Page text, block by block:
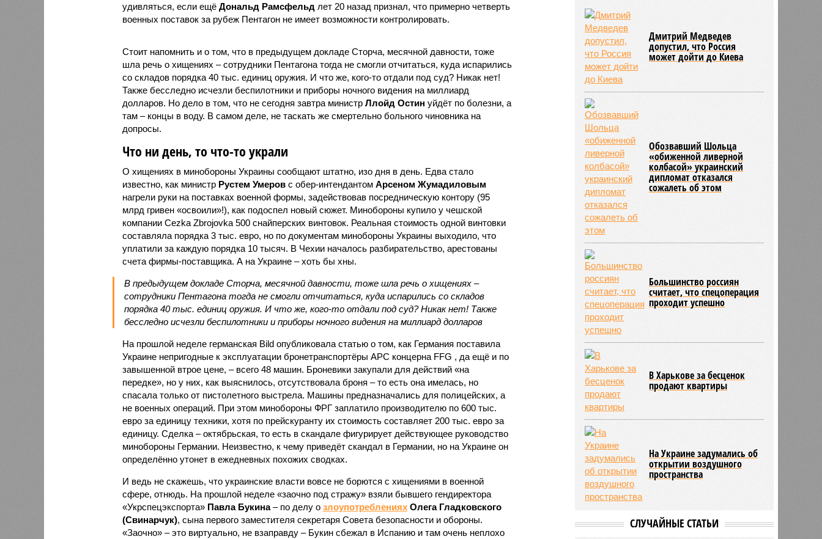
удивляться, если ещё Дональд Рамсфельдлет 20 назад признал, что примерно четверть
военных поставок за рубеж Пентагон не имеет возможности контролировать.
Стоит напомнить и о том, что в предыдущем докладе Сторча, месячной давности, тоже
шла речь о хищениях – сотрудники Пентагона тогда не смогли отчитаться, куда испарились
со складов порядка 40 тыс. единиц оружия. И что же, кого-то отдали под суд? Никак нет!
Также бесследно исчезли беспилотники и приборы ночного видения на миллиард
долларов. Но дело в том, что не сегодня завтра министр Ллойд Остин уйдёт по болезни, а
там – концы в воду. В самом деле, не таскать же смертельно больного чиновника на
допросы.
Что ни день, то что-то украли
О хищениях в минобороны Украины сообщают штатно, изо дня в день. Едва стало
известно, как министр Рустем Умеровс обер-интендантом Арсеном Жумадиловым
нагрели руки на поставках военной формы, задействовав посредническую контору (95
млрд гривен «освоили»!), как подоспел новый сюжет. Минобороны купило у чешской
компании Cezka Zbrojovka 500 снайперских винтовок. Реальная стоимость одной винтовки
составляла порядка 3 тыс. евро, но по документам минобороны Украины выходило, что
уплатили за каждую порядка 10 тысяч. В Чехии началось разбирательство, арестованы
счета фирмы-поставщика. А на Украине – хоть бы хны.
В предыдущем докладе Сторча, месячной давности, тоже шла речь о хищениях –
сотрудники Пентагона тогда не смогли отчитаться, куда испарились со складов
порядка 40 тыс. единиц оружия. И что же, кого-то отдали под суд? Никак нет! Также
бесследно исчезли беспилотники и приборы ночного видения на миллиард долларов
На прошлой неделе германская Bild опубликовала статью о том, как Германия поставила
Украине непригодные к эксплуатации бронетранспортёры APC концерна FFG , да ещё и по
завышенной втрое цене, – всего 48 машин. Броневики закупали для действий «на
передке», но у них, как выяснилось, отсутствовала броня – то есть она имелась, но
спасала только от пистолетного выстрела. Машины предназначались для полицейских, а
не военных операций. При этом минобороны ФРГ заплатило производителю по 600 тыс.
евро за единицу техники, хотя по прей­скуранту их стоимость составляет 200 тыс. евро за
единицу. Сделка – октябрьская, то есть в скандале фигурирует действующее руководство
минобороны Германии. Неизвестно, к чему приведёт скандал в Германии, но на Украине он
определённо утонет в ежедневных похожих сводках.
И ведь не скажешь, что украинские власти вовсе не борются с хищениями в военной
сфере, отнюдь. На прошлой неделе «заочно под стражу» взяли бывшего гендиректора
«Укрспецэкспорта» Павла Букина– по делу о злоупотреблениях Олега Гладковского
(Свинарчук), сына первого заместителя секретаря Совета безопасности и обороны.
«Заочно» – это виртуально, не взаправду – Букин сбежал в Испанию и там очень неплохо
07/08
Россия опередила по зарплатам
три страны ЕС
Дмитрий Медведев
допустил, что Россия
может дойти до Киева
Обозвавший Шольца
«обиженной ливерной
колбасой» украинский
дипломат отказался
сожалеть об этом
Большинство россиян
считает, что спецоперация
проходит успешно
В Харькове за бесценок
продают квартиры
На Украине задумались об
открытии воздушного
пространства
СЛУЧАЙНЫЕ СТАТЬИ